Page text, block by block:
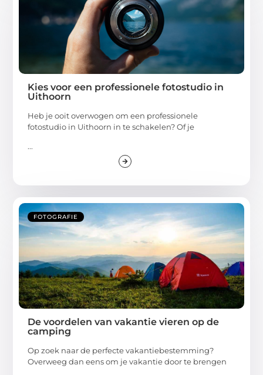
Kies voor een professionele fotostudio in
Uithoorn
Heb je ooit overwogen om een professionele
fotostudio in Uithoorn in te schakelen? Of je
...
FOTOGRAFIE
De voordelen van vakantie vieren op de
camping
Op zoek naar de perfecte vakantiebestemming?
Overweeg dan eens om je vakantie door te brengen